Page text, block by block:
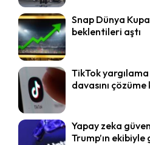
Snap Dünya
beklentileri aştı
TikTok
davasını
Yapay zeka
Trump’ın